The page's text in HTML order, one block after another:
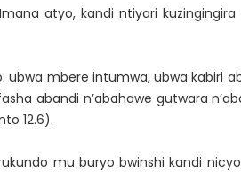
atyo, kandi ntiyari
ubwa mbere intumwa, ubwa kabiri
abandi n’abahawe gutwara
12.6).
mu buryo bwinshi kandi